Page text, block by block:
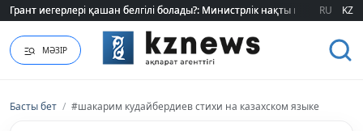
Грант иегерлері қашан белгілі болады?: Министрлік нақты мерзімді
Грант иегерлері қашан белгілі болады?: Министрлік нақты мерзімді
RU KZ
МӘЗІР
Басты бет / #шакарим кудайбердиев стихи на казахском языке